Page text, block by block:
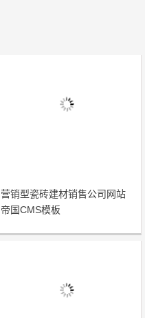
营销型瓷砖建材销售公司网站
帝国CMS模板